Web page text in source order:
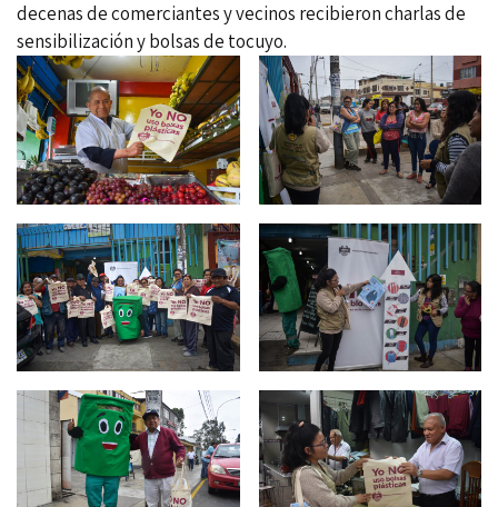
decenas de comerciantes y vecinos recibieron charlas de
sensibilización y bolsas de tocuyo.